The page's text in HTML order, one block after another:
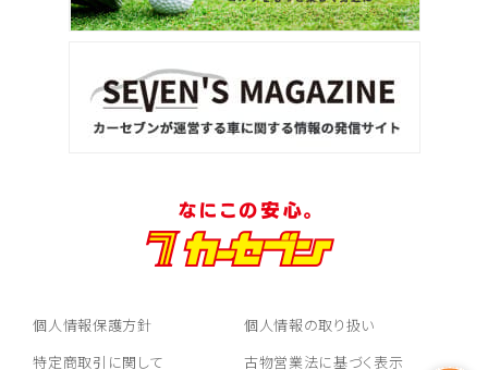
個人情報保護方針
個人情報の取り扱い
特定商取引に関して
古物営業法に基づく表示